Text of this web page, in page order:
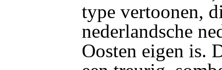
type vertoonen,
nederlandsche
Oosten eigen is.